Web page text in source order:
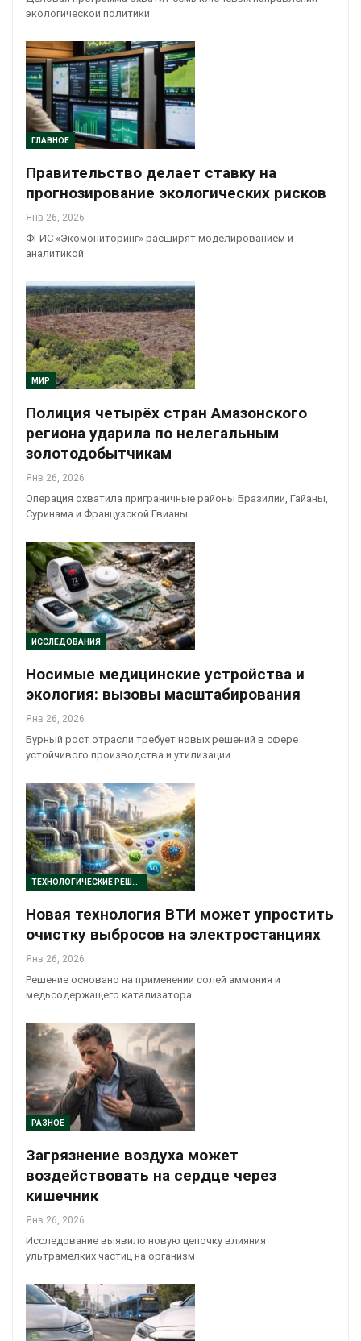
экологической политики
ГЛАВНОЕ
Правительство делает ставку на
прогнозирование экологических рисков
Янв 26, 2026
ФГИС «Экомониторинг» расширят моделированием и
аналитикой
МИР
Полиция четырёх стран Амазонского
региона ударила по нелегальным
золотодобытчикам
Янв 26, 2026
Операция охватила приграничные районы Бразилии, Гайаны,
Суринама и Французской Гвианы
ИССЛЕДОВАНИЯ
Носимые медицинские устройства и
экология: вызовы масштабирования
Янв 26, 2026
Бурный рост отрасли требует новых решений в сфере
устойчивого производства и утилизации
ТЕХНОЛОГИЧЕСКИЕ РЕШЕНИЯ
Новая технология ВТИ может упростить
очистку выбросов на электростанциях
Янв 26, 2026
Решение основано на применении солей аммония и
медьсодержащего катализатора
РАЗНОЕ
Загрязнение воздуха может
воздействовать на сердце через
кишечник
Янв 26, 2026
Исследование выявило новую цепочку влияния
ультрамелких частиц на организм